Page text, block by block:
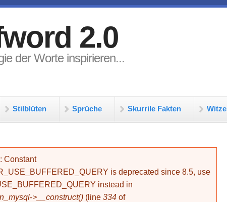
2.0
der Worte inspirieren...
Stilblüten Sprüche Skurrile Fakten Witze
: Constant
is deprecated since 8.5, use
instead in
>__construct() (line 334 of